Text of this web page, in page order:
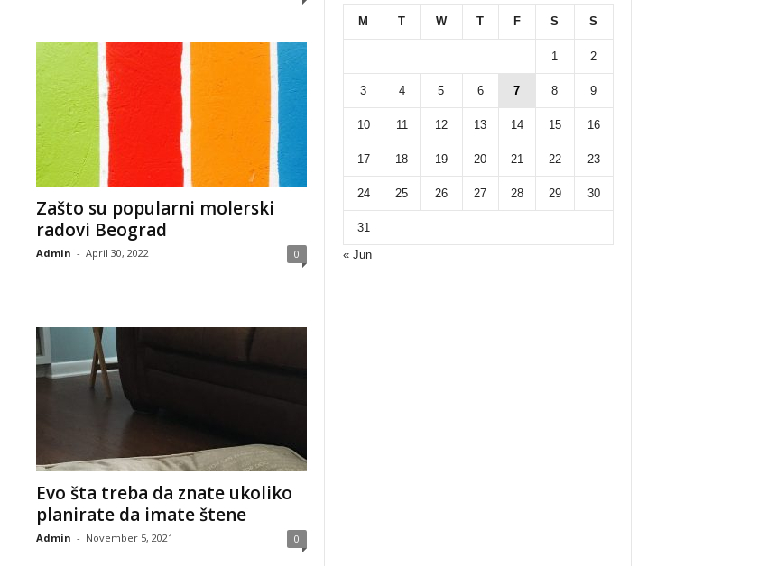
Zašto su popularni molerski
radovi Beograd
Admin - April 30, 2022 0
Evo šta treba da znate ukoliko
planirate da imate štene
Admin - November 5, 2021 0
M T W T F S S
1 2
3 4 5 6 7 8 9
10 11 12 13 14 15 16
17 18 19 20 21 22 23
24 25 26 27 28 29 30
31
« Jun